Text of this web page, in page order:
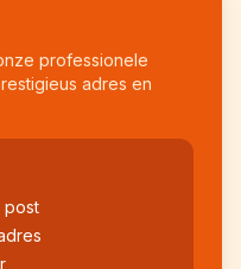
professionele
adres en
post